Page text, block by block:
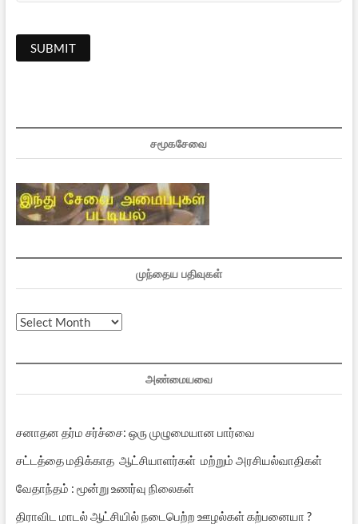
சமூகசேவை
முந்தைய பதிவுகள்
முந்தைய
அண்மையவை
சனாதன தர்ம சர்ச்சை: ஒரு முழுமையான பார்வை
சட்டத்தை மதிக்காத ஆட்சியாளர்கள் மற்றும் அரசியல்வாதிகள்
வேதாந்தம் : மூன்று உணர்வு நிலைகள்
திராவிட மாடல் ஆட்சியில் நடைபெற்ற ஊழல்கள் கற்பனையா ?